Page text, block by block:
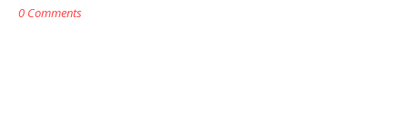
0 Comments